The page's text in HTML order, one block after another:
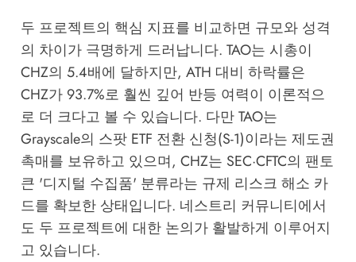
두 프로젝트의 핵심 지표를 비교하면 규모와 성격
의 차이가 극명하게 드러납니다. TAO는 시총이
CHZ의 5.4배에 달하지만, ATH 대비 하락률은
CHZ가 93.7%로 훨씬 깊어 반등 여력이 이론적으
로 더 크다고 볼 수 있습니다. 다만 TAO는
Grayscale의 스팟 ETF 전환 신청(S-1)이라는 제도권
촉매를 보유하고 있으며, CHZ는 SEC·CFTC의 팬토
큰 '디지털 수집품' 분류라는 규제 리스크 해소 카
드를 확보한 상태입니다. 네스트리 커뮤니티에서
도 두 프로젝트에 대한 논의가 활발하게 이루어지
고 있습니다.